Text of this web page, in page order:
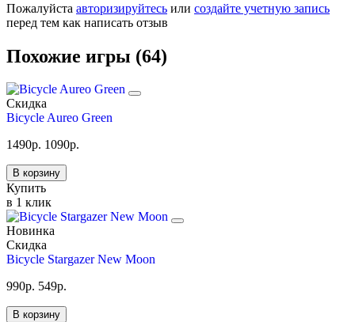
Пожалуйста авторизируйтесь или создайте учетную запись
перед тем как написать отзыв
Похожие игры (64)
Скидка
Bicycle Aureo Green
1490р. 1090р.
В корзину
Купить
в 1 клик
Новинка
Скидка
Bicycle Stargazer New Moon
990р. 549р.
В корзину